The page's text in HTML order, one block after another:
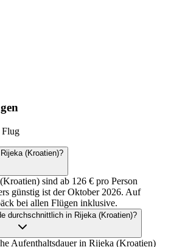
Flug
(Kroatien)?
sind ab 126 € pro Person
günstig ist der Oktober 2026. Auf
bei allen Flügen inklusive.
durchschnittlich in Rijeka (Kroatien)?
Aufenthaltsdauer in Rijeka (Kroatien)